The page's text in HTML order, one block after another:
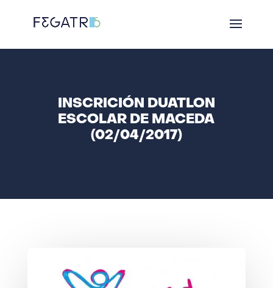
INSCRICIÓN DUATLON
ESCOLAR DE MACEDA
(02/04/2017)